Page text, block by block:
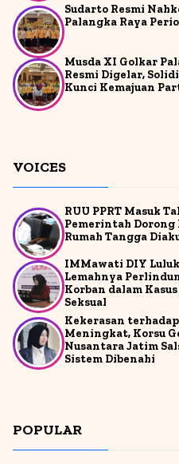
Kecerdasan Buatan
Media Sosial
tidak
Membantu
pendapat
informasi yang
Sudarto Resmi
Palangka Raya
Musda XI Golkar
Resmi Digelar,
Kunci Kemajuan
VOICES
RUU PPRT Masuk
Pemerintah Dorong
Rumah Tangga
IMMawati DIY
Lemahnya
Korban dalam
Seksual
Kekerasan
Meningkat, Korsu
Nusantara Jatim
Sistem Dibenahi
POPULAR